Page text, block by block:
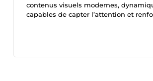
contenus visuels modernes,
capables de capter l’attention et
Contenus pour réseaux sociaux
réalise des montages fluides,
design, effets visuels, étalonnage/